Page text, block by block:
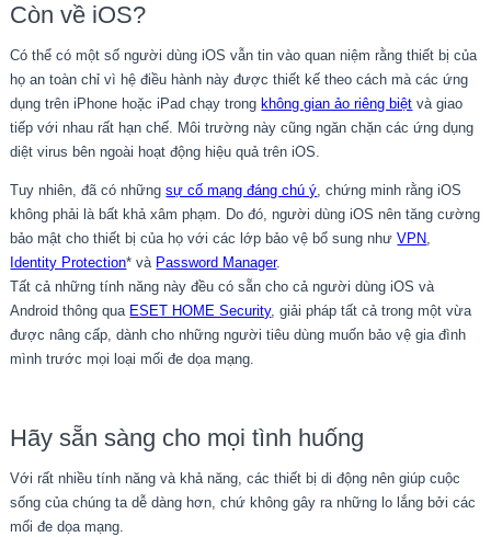
Còn về iOS?
Có thể có một số người dùng iOS vẫn tin vào quan niệm rằng thiết bị của
họ an toàn chỉ vì hệ điều hành này được thiết kế theo cách mà các ứng
dụng trên iPhone hoặc iPad chạy trong không gian ảo riêng biệt và giao
tiếp với nhau rất hạn chế. Môi trường này cũng ngăn chặn các ứng dụng
diệt virus bên ngoài hoạt động hiệu quả trên iOS.
Tuy nhiên, đã có nhữngsự cố mạng đáng chú ý, chứng minh rằng iOS
không phải là bất khả xâm phạm. Do đó, người dùng iOS nên tăng cường
bảo mật cho thiết bị của họ với các lớp bảo vệ bổ sung nhưVPN,
Identity Protection* và Password Manager.
Tất cả những tính năng này đều có sẵn cho cả người dùng iOS và
Android thông qua ESET HOME Security, giải pháp tất cả trong một vừa
được nâng cấp, dành cho những người tiêu dùng muốn bảo vệ gia đình
mình trước mọi loại mối đe dọa mạng.
Hãy sẵn sàng cho mọi tình huống
Với rất nhiều tính năng và khả năng, các thiết bị di động nên giúp cuộc
sống của chúng ta dễ dàng hơn, chứ không gây ra những lo lắng bởi các
mối đe dọa mạng.